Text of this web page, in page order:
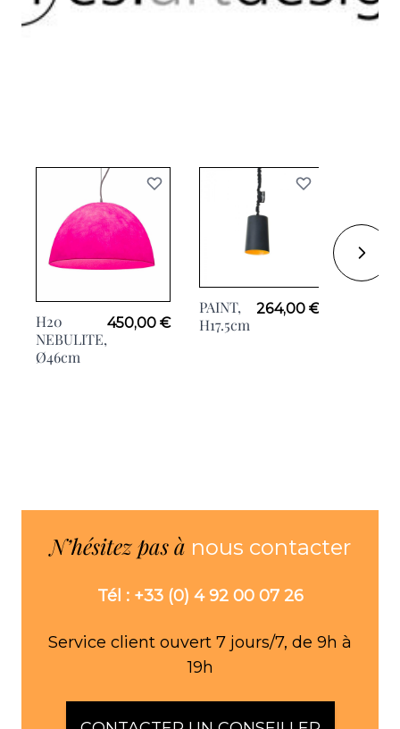
H20
NEBULITE,
Ø46cm
450,00 €
PAINT,
H17.5cm
264,00 €
N’hésitez pas à nous contacter
Tél : +33 (0) 4 92 00 07 26
Service client ouvert 7 jours/7, de 9h à
19h